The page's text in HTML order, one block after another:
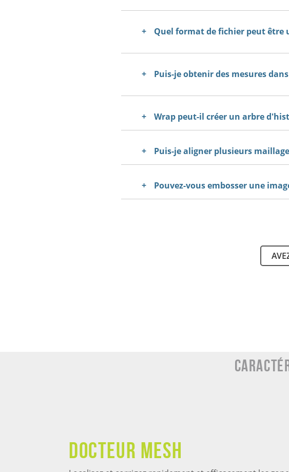
Quel format de fichier peut être
Puis-je obtenir des mesures
Wrap peut-il créer un arbre
Puis-je aligner plusieurs
Pouvez-vous embosser une
Docteur Mesh